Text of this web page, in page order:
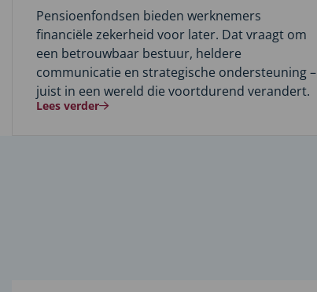
Pensioenfondsen bieden werknemers
financiële zekerheid voor later. Dat vraagt om
een betrouwbaar bestuur, heldere
communicatie en strategische ondersteuning –
juist in een wereld die voortdurend verandert.
Lees verder